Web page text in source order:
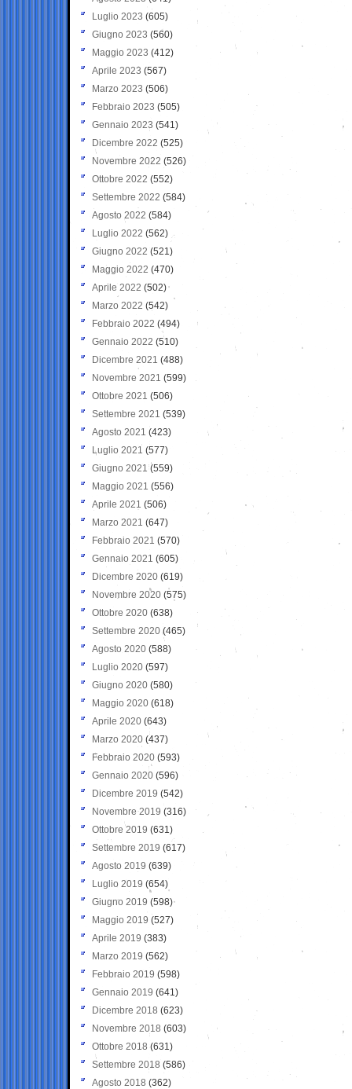
Luglio 2023 (605)
Giugno 2023 (560)
Maggio 2023 (412)
Aprile 2023 (567)
Marzo 2023 (506)
Febbraio 2023 (505)
Gennaio 2023 (541)
Dicembre 2022 (525)
Novembre 2022 (526)
Ottobre 2022 (552)
Settembre 2022 (584)
Agosto 2022 (584)
Luglio 2022 (562)
Giugno 2022 (521)
Maggio 2022 (470)
Aprile 2022 (502)
Marzo 2022 (542)
Febbraio 2022 (494)
Gennaio 2022 (510)
Dicembre 2021 (488)
Novembre 2021 (599)
Ottobre 2021 (506)
Settembre 2021 (539)
Agosto 2021 (423)
Luglio 2021 (577)
Giugno 2021(559)
Maggio 2021 (556)
Aprile 2021 (506)
Marzo 2021 (647)
Febbraio 2021 (570)
Gennaio 2021 (605)
Dicembre 2020 (619)
Novembre 2020 (575)
Ottobre 2020 (638)
Settembre 2020(465)
Agosto 2020 (588)
Luglio 2020 (597)
Giugno 2020 (580)
Maggio 2020 (618)
Aprile 2020 (643)
Marzo 2020 (437)
Febbraio 2020 (593)
Gennaio 2020 (596)
Dicembre 2019 (542)
Novembre 2019 (316)
Ottobre 2019 (631)
Settembre 2019 (617)
Agosto 2019 (639)
Luglio 2019 (654)
Giugno 2019 (598)
Maggio 2019 (527)
Aprile 2019 (383)
Marzo 2019 (562)
Febbraio 2019 (598)
Gennaio 2019 (641)
Dicembre 2018 (623)
Novembre 2018 (603)
Ottobre 2018 (631)
Settembre 2018 (586)
Agosto 2018 (362)